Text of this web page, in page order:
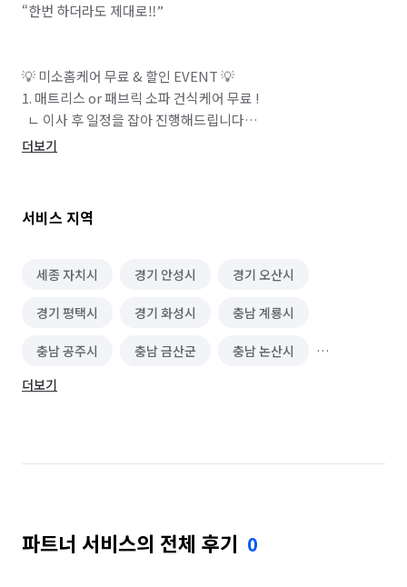
“한번 하더라도 제대로‼️”
💡 미소홈케어 무료 & 할인 EVENT 💡
1. 매트리스 or 패브릭 소파 건식케어 무료 !
  ㄴ 이사 후 일정을 잡아 진행해드립니다
  ㄴ 벽걸이 에어컨 8만원 -> 6만원
  ㄴ 시스템 에어컨 12만원 -> 10만원
✅ 집 전체 피톤치드 방역 서비스
✅ 모든 수납 및 전등은 탈거 후 청소 진행 !
✅ 7일전까지 : 무료 취소(예약금 환불), 날짜 및 시간 변경 가능
✅ 6~3일 : 예약금 소멸 / 날짜 및 시간 변경 불가(정말 급하신
더보기
서비스 지역
세종 자치시 경기 안성시 경기 오산시
경기 평택시 경기 화성시 충남 계룡시
충남 공주시 충남 금산군 충남 논산시
충남 당진시
충남 예산군 충남 천안시 동남구
충남 홍성군 충북 보은군 충북 영동군
더보기
파트너 서비스의 전체 후기 0